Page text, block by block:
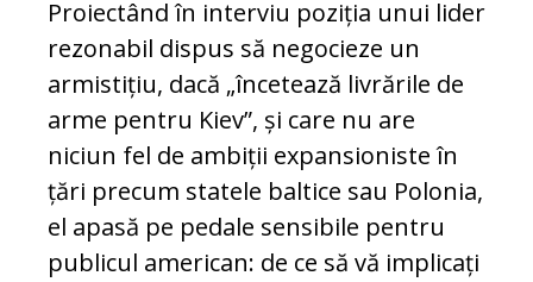
Proiectând în interviu poziția unui lider
rezonabil dispus să negocieze un
armistițiu, dacă „încetează livrările de
arme pentru Kiev”, și care nu are
niciun fel de ambiții expansioniste în
țări precum statele baltice sau Polonia,
el apasă pe pedale sensibile pentru
publicul american: de ce să vă implicați